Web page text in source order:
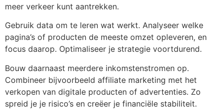
meer verkeer kunt aantrekken.
Gebruik data om te leren wat werkt. Analyseer welke
pagina’s of producten de meeste omzet opleveren, en
focus daarop. Optimaliseer je strategie voortdurend.
Bouw daarnaast meerdere inkomstenstromen op.
Combineer bijvoorbeeld affiliate marketing met het
verkopen van digitale producten of advertenties. Zo
spreid je je risico’s en creëer je financiële stabiliteit.